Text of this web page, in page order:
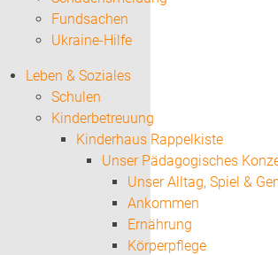
Fundsachen
Ukraine-Hilfe
Leben & Soziales
Schulen
Kinderbetreuung
Kinderhaus Rappelkiste
Unser Pädagogisches
Unser Alltag, Spiel &
Ankommen
Ernährung
Körperpflege